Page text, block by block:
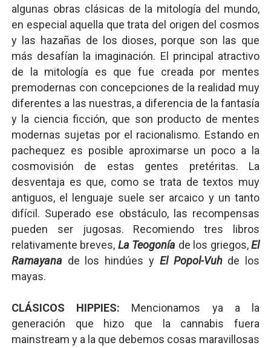
algunas obras clásicas de la mitología del mundo,
en especial aquella que trata del origen del cosmos
y las hazañas de los dioses, porque son las que
más desafían la imaginación. El principal atractivo
de la mitología es que fue creada por mentes
premodernas con concepciones de la realidad muy
diferentes a las nuestras, a diferencia de la fantasía
y la ciencia ficción, que son producto de mentes
modernas sujetas por el racionalismo. Estando en
pachequez es posible aproximarse un poco a la
cosmovisión de estas gentes pretéritas. La
desventaja es que, como se trata de textos muy
antiguos, el lenguaje suele ser arcaico y un tanto
difícil. Superado ese obstáculo, las recompensas
pueden ser jugosas. Recomiendo tres libros
relativamente breves, La Teogonía de los griegos,El
Ramayana de los hindúes y El Popol-Vuh de los
mayas.
CLÁSICOS HIPPIES: Mencionamos ya a la
generación que hizo que la cannabis fuera
mainstream y a la que debemos cosas maravillosas